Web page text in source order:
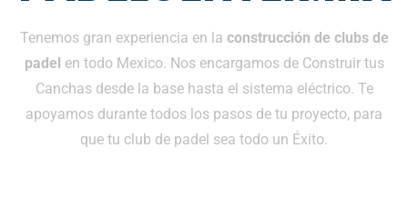
Tenemos gran experiencia en la construcción de clubs de
padel en todo Mexico. Nos encargamos de Construir tus
Canchas desde la base hasta el sistema eléctrico. Te
apoyamos durante todos los pasos de tu proyecto, para
que tu club de padel sea todo un Éxito.